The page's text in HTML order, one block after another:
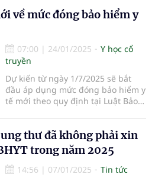
ngày đầu mỗi quý.
về mức đóng bảo hiểm y
07:00 | 24/01/2025
Y học cổ
truyền
Dự kiến từ ngày 1/7/2025 sẽ bắt
đầu áp dụng mức đóng bảo hiểm y
tế mới theo quy định tại Luật Bảo
thư đã không phải xin
trong năm 2025
14:56 | 07/01/2025
Tin tức